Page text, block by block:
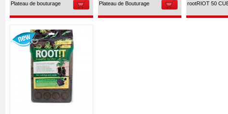
Plateau de bouturage Plateau de Bouturage rootRIOT 50